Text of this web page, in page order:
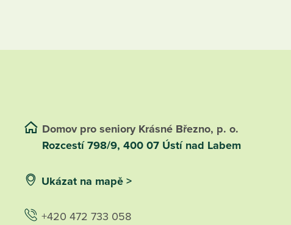
Domov pro seniory Krásné Březno, p. o.
Rozcestí 798/9, 400 07 Ústí nad Labem
Ukázat na mapě >
+420 472 733 058